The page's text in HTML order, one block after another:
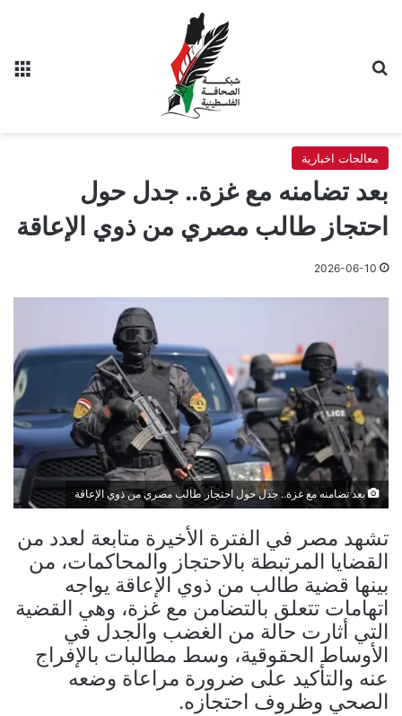
معالجات اخبارية
بعد تضامنه مع غزة.. جدل حول
احتجاز طالب مصري من ذوي الإعاقة
2026-06-10
بعد تضامنه مع غزة.. جدل حول احتجاز طالب مصري من ذوي الإعاقة
تشهد مصر في الفترة الأخيرة متابعة لعدد من
القضايا المرتبطة بالاحتجاز والمحاكمات، من
بينها قضية طالب من ذوي الإعاقة يواجه
اتهامات تتعلق بالتضامن مع غزة، وهي القضية
التي أثارت حالة من الغضب والجدل في
الأوساط الحقوقية، وسط مطالبات بالإفراج
عنه والتأكيد على ضرورة مراعاة وضعه
الصحي وظروف احتجازه.